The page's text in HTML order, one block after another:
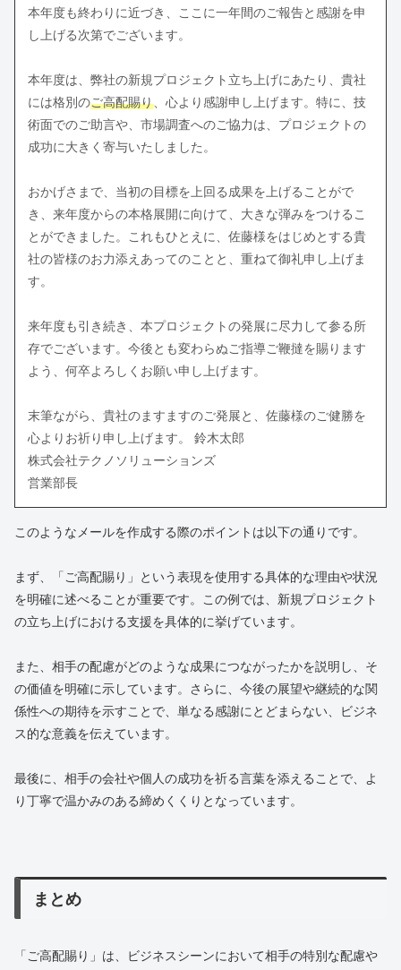
本年度も終わりに近づき、ここに一年間のご報告と感謝を申
し上げる次第でございます。
本年度は、弊社の新規プロジェクト立ち上げにあたり、貴社
には格別のご高配賜り 、心より感謝申し上げます。特に、技
術面でのご助言や、市場調査へのご協力は、プロジェクトの
成功に大きく寄与いたしました。
おかげさまで、当初の目標を上回る成果を上げることがで
き、来年度からの本格展開に向けて、大きな弾みをつけるこ
とができました。これもひとえに、佐藤様をはじめとする貴
社の皆様のお力添えあってのことと、重ねて御礼申し上げま
す。
来年度も引き続き、本プロジェクトの発展に尽力して参る所
存でございます。今後とも変わらぬご指導ご鞭撻を賜ります
よう、何卒よろしくお願い申し上げます。
末筆ながら、貴社のますますのご発展と、佐藤様のご健勝を
心よりお祈り申し上げます。 鈴木太郎
株式会社テクノソリューションズ
営業部長
このようなメールを作成する際のポイントは以下の通りです。
まず、「ご高配賜り」という表現を使用する具体的な理由や状況
を明確に述べることが重要です。この例では、新規プロジェクト
の立ち上げにおける支援を具体的に挙げています。
また、相手の配慮がどのような成果につながったかを説明し、そ
の価値を明確に示しています。さらに、今後の展望や継続的な関
係性への期待を示すことで、単なる感謝にとどまらない、ビジネ
ス的な意義を伝えています。
最後に、相手の会社や個人の成功を祈る言葉を添えることで、よ
り丁寧で温かみのある締めくくりとなっています。
まとめ
「ご高配賜り」は、ビジネスシーンにおいて相手の特別な配慮や